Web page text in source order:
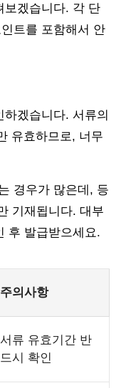
보겠습니다. 각 단
트를 포함해서 안
겠습니다. 서류의
유효하므로, 너무
경우가 많은데, 등
기재됩니다. 대부
후 발급받으세요.
주의사항
서류 유효기간 반
드시 확인